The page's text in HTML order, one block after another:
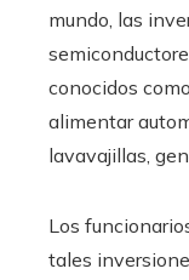
mundo, las
conocidos
alimentar
lavavajillas,
Los
tales